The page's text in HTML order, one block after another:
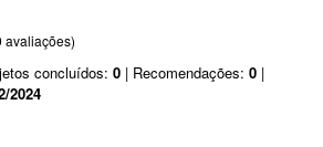
avaliações)
concluídos: 0 | Recomendações: 0 |
2024